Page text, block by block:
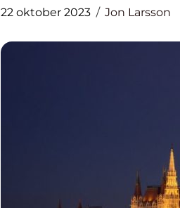
22 oktober 2023 Jon Larsson